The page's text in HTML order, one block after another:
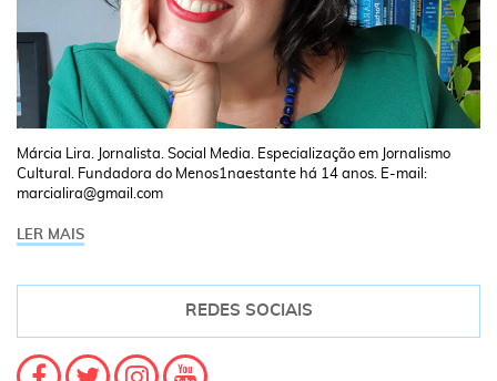
Márcia Lira. Jornalista. Social Media. Especialização em Jornalismo
Cultural. Fundadora do Menos1naestante há 14 anos. E-mail:
marcialira@gmail.com
LER MAIS
REDES SOCIAIS